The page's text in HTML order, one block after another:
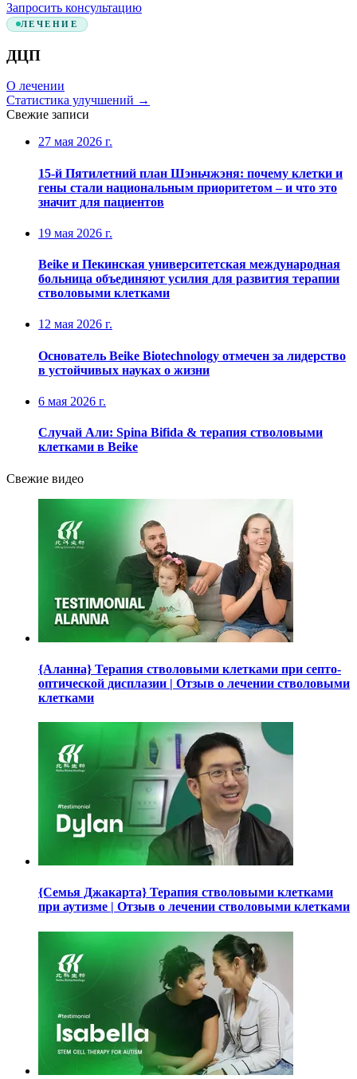
Запросить консультацию
ЛЕЧЕНИЕ
ДЦП
О лечении
Статистика улучшений →
Свежие записи
27 мая 2026 г.
15-й Пятилетний план Шэньчжэня: почему клетки и
гены стали национальным приоритетом – и что это
значит для пациентов
19 мая 2026 г.
Beike и Пекинская университетская международная
больница объединяют усилия для развития терапии
стволовыми клетками
12 мая 2026 г.
Основатель Beike Biotechnology отмечен за лидерство
в устойчивых науках о жизни
6 мая 2026 г.
Случай Али: Spina Bifida & терапия стволовыми
клетками в Beike
Свежие видео
{Аланна} Терапия стволовыми клетками при септо-
оптической дисплазии | Отзыв о лечении стволовыми
клетками
{Семья Джакарта} Терапия стволовыми клетками
при аутизме | Отзыв о лечении стволовыми клетками